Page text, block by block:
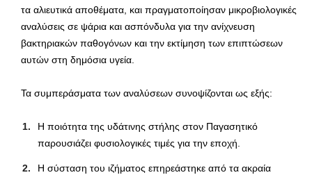
τα αλιευτικά αποθέματα, και πραγματοποίησαν μικροβιολογικές
αναλύσεις σε ψάρια και ασπόνδυλα για την ανίχνευση
βακτηριακών παθογόνων και την εκτίμηση των επιπτώσεων
αυτών στη δημόσια υγεία.
Τα συμπεράσματα των αναλύσεων συνοψίζονται ως εξής:
Η ποιότητα της υδάτινης στήλης στον Παγασητικό
παρουσιάζει φυσιολογικές τιμές για την εποχή.
Η σύσταση του ιζήματος επηρεάστηκε από τα ακραία